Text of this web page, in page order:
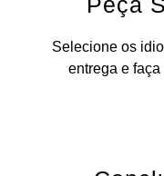
Selecione os
entrega e